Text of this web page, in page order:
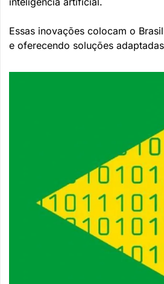
Essas inovações colocam o
e oferecendo soluções